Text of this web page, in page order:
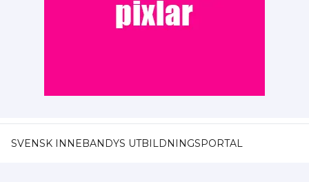
SVENSK INNEBANDYS UTBILDNINGSPORTAL